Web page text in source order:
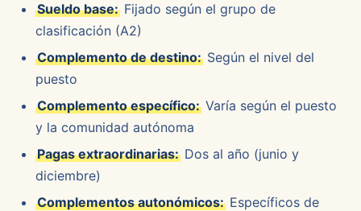
Sueldo base: Fijado según el grupo de
clasificación (A2)
Complemento de destino: Según el nivel del
puesto
Complemento específico: Varía según el puesto
y la comunidad autónoma
Pagas extraordinarias: Dos al año (junio y
diciembre)
Complementos autonómicos: Específicos de